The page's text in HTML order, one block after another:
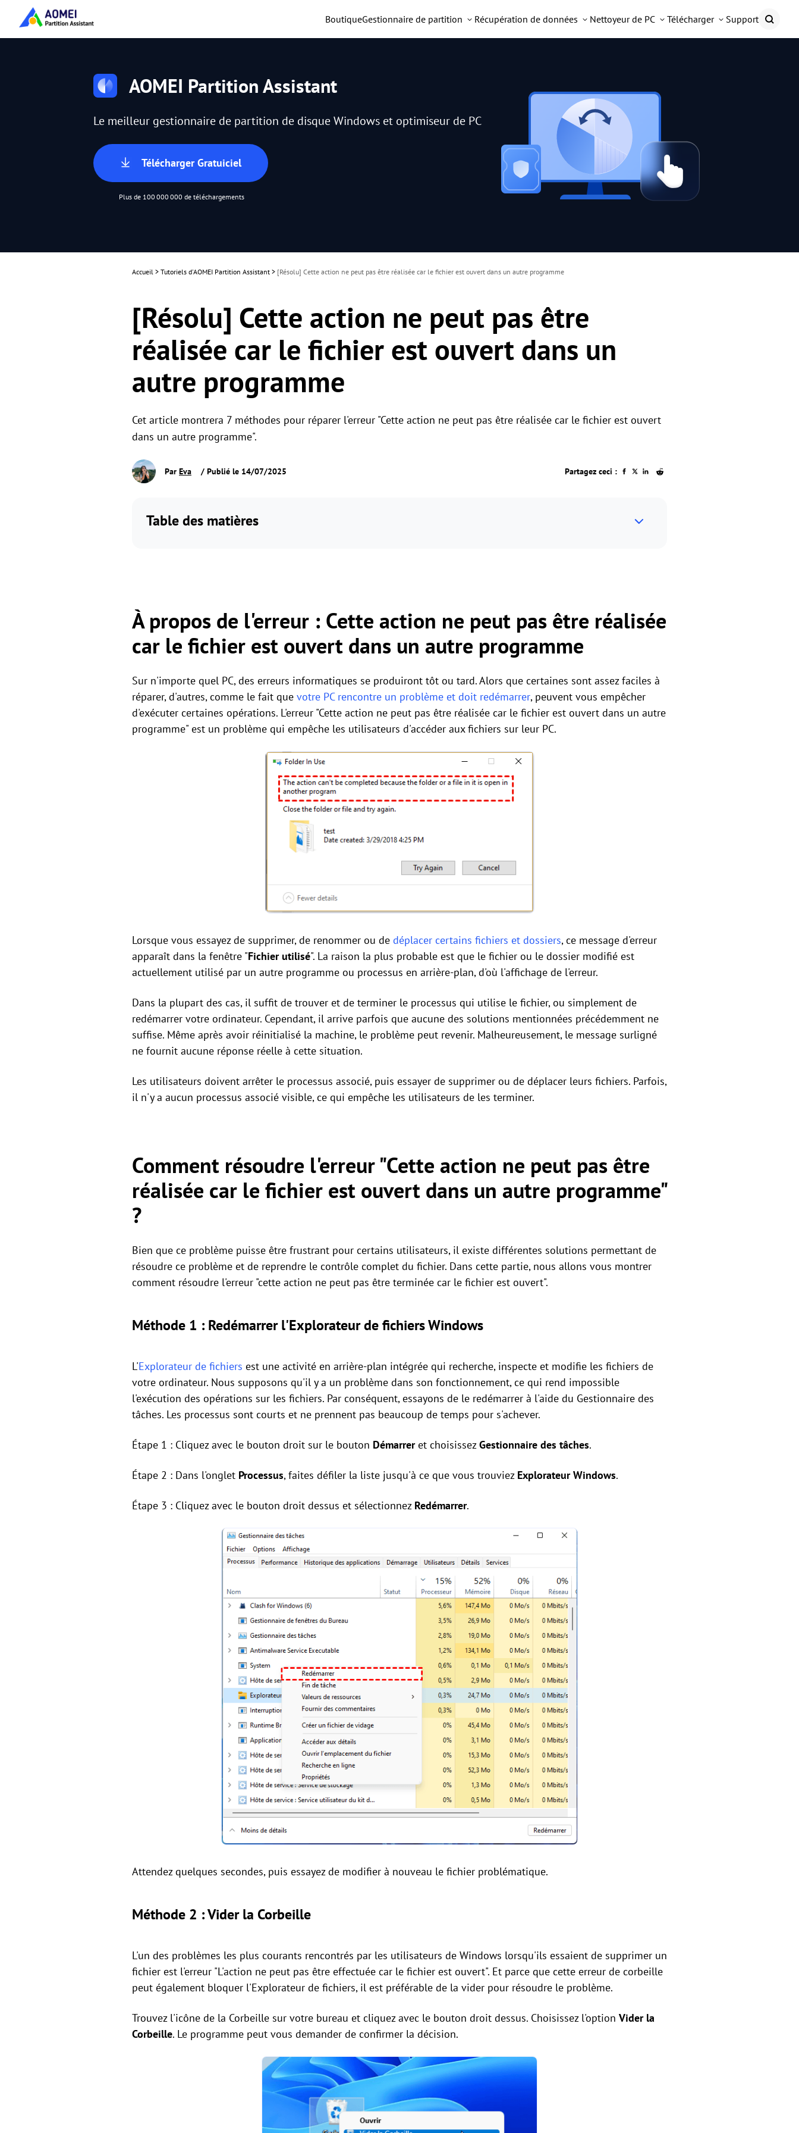
BoutiqueGestionnaire de partition Récupération de données Nettoyeur de PC Télécharger Support
AOMEI Partition Assistant
Le meilleur gestionnaire de partition de disque Windows et optimiseur de PC
Télécharger Gratuiciel
Plus de 100 000 000 de téléchargements
Accueil > Tutoriels d'AOMEI Partition Assistant > [Résolu] Cette action ne peut pas être réalisée car le fichier est ouvert dans un autre programme
[Résolu] Cette action ne peut pas être
réalisée car le fichier est ouvert dans un
autre programme
Cet article montrera 7 méthodes pour réparer l'erreur "Cette action ne peut pas être réalisée car le fichier est ouvert
dans un autre programme".
Par Eva / Publié le 14/07/2025 Partagez ceci :
Table des matières
À propos de l'erreur : Cette action ne peut pas être réalisée
car le fichier est ouvert dans un autre programme
Sur n'importe quel PC, des erreurs informatiques se produiront tôt ou tard. Alors que certaines sont assez faciles à
réparer, d'autres, comme le fait que votre PC rencontre un problème et doit redémarrer, peuvent vous empêcher
d'exécuter certaines opérations. L'erreur "Cette action ne peut pas être réalisée car le fichier est ouvert dans un autre
programme" est un problème qui empêche les utilisateurs d'accéder aux fichiers sur leur PC.
Lorsque vous essayez de supprimer, de renommer ou de déplacer certains fichiers et dossiers, ce message d'erreur
apparaît dans la fenêtre "Fichier utilisé". La raison la plus probable est que le fichier ou le dossier modifié est
actuellement utilisé par un autre programme ou processus en arrière-plan, d'où l'affichage de l'erreur.
Dans la plupart des cas, il suffit de trouver et de terminer le processus qui utilise le fichier, ou simplement de
redémarrer votre ordinateur. Cependant, il arrive parfois que aucune des solutions mentionnées précédemment ne
suffise. Même après avoir réinitialisé la machine, le problème peut revenir. Malheureusement, le message surligné
ne fournit aucune réponse réelle à cette situation.
Les utilisateurs doivent arrêter le processus associé, puis essayer de supprimer ou de déplacer leurs fichiers. Parfois,
il n'y a aucun processus associé visible, ce qui empêche les utilisateurs de les terminer.
Comment résoudre l'erreur "Cette action ne peut pas être
réalisée car le fichier est ouvert dans un autre programme"
?
Bien que ce problème puisse être frustrant pour certains utilisateurs, il existe différentes solutions permettant de
résoudre ce problème et de reprendre le contrôle complet du fichier. Dans cette partie, nous allons vous montrer
comment résoudre l'erreur "cette action ne peut pas être terminée car le fichier est ouvert".
Méthode 1 : Redémarrer l'Explorateur de fichiers Windows
L'Explorateur de fichiers est une activité en arrière-plan intégrée qui recherche, inspecte et modifie les fichiers de
votre ordinateur. Nous supposons qu'il y a un problème dans son fonctionnement, ce qui rend impossible
l'exécution des opérations sur les fichiers. Par conséquent, essayons de le redémarrer à l'aide du Gestionnaire des
tâches. Les processus sont courts et ne prennent pas beaucoup de temps pour s'achever.
Étape 1 : Cliquez avec le bouton droit sur le bouton Démarreret choisissezGestionnaire des tâches.
Étape 2 : Dans l'onglet Processus, faites défiler la liste jusqu'à ce que vous trouviez Explorateur Windows.
Étape 3 : Cliquez avec le bouton droit dessus et sélectionnez Redémarrer.
Attendez quelques secondes, puis essayez de modifier à nouveau le fichier problématique.
Méthode 2 : Vider la Corbeille
L'un des problèmes les plus courants rencontrés par les utilisateurs de Windows lorsqu'ils essaient de supprimer un
fichier est l'erreur "L'action ne peut pas être effectuée car le fichier est ouvert". Et parce que cette erreur de corbeille
peut également bloquer l'Explorateur de fichiers, il est préférable de la vider pour résoudre le problème.
Trouvez l'icône de la Corbeille sur votre bureau et cliquez avec le bouton droit dessus. Choisissez l'option Vider la
Corbeille. Le programme peut vous demander de confirmer la décision.